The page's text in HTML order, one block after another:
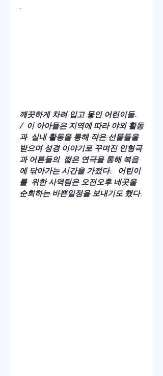
,
깨끗하게 차려 입고 뫃인 어린이들.
/  이 아아들은 지역에 따라 야외 활동
과  실내 활동을 통해 작은 선물들을
받으며 성경 이야기로 꾸며진 인형극
과 어른들의  짧은 연극을 통해 복음
에 닦아가는 시간을 가젔다.   어린이
를  위한 사역팀은 오전오후 네곳을
순회하는 바쁜일정을 보내기도 했다.